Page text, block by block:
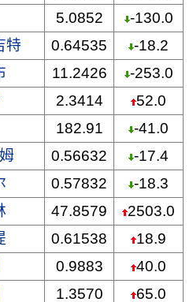
5.0852
-130.0
特 0.64535
-18.2
11.2426
-253.0
2.3414
52.0
182.91
-41.0
0.56632
-17.4
0.57832
-18.3
47.8579
2503.0
0.61538
18.9
0.9883
40.0
1.3570
65.0